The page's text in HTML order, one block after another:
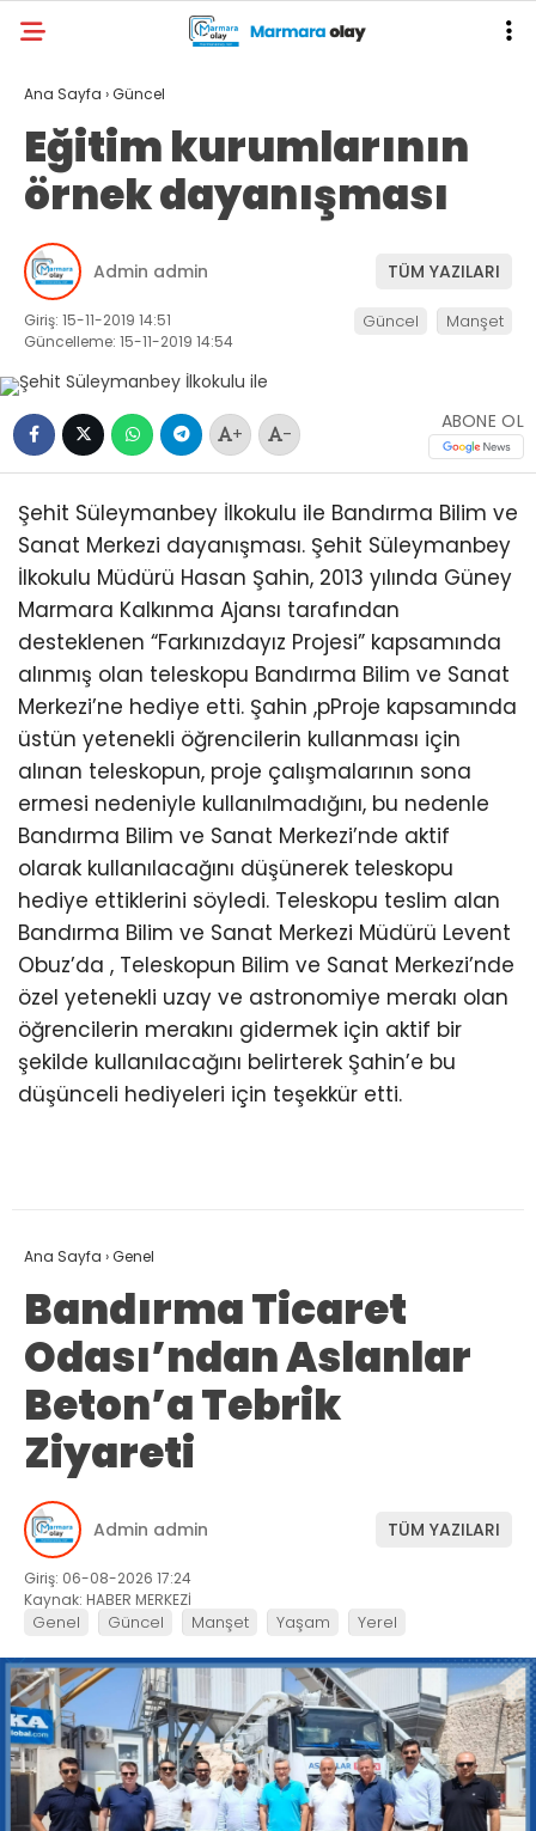
Ana Sayfa ›Güncel
Eğitim kurumlarının
örnek dayanışması
Admin admin TÜM YAZILARI
Giriş: 15-11-2019 14:51
Güncelleme: 15-11-2019 14:54
Güncel Manşet
+ -
ABONE OL
Şehit Süleymanbey İlkokulu ile Bandırma Bilim ve
Sanat Merkezi dayanışması. Şehit Süleymanbey
İlkokulu Müdürü Hasan Şahin, 2013 yılında Güney
Marmara Kalkınma Ajansı tarafından
desteklenen “Farkınızdayız Projesi” kapsamında
alınmış olan teleskopu Bandırma Bilim ve Sanat
Merkezi’ne hediye etti. Şahin ,pProje kapsamında
üstün yetenekli öğrencilerin kullanması için
alınan teleskopun, proje çalışmalarının sona
ermesi nedeniyle kullanılmadığını, bu nedenle
Bandırma Bilim ve Sanat Merkezi’nde aktif
olarak kullanılacağını düşünerek teleskopu
hediye ettiklerini söyledi. Teleskopu teslim alan
Bandırma Bilim ve Sanat Merkezi Müdürü Levent
Obuz’da , Teleskopun Bilim ve Sanat Merkezi’nde
özel yetenekli uzay ve astronomiye merakı olan
öğrencilerin merakını gidermek için aktif bir
şekilde kullanılacağını belirterek Şahin’e bu
düşünceli hediyeleri için teşekkür etti.
Ana Sayfa ›Genel
Bandırma Ticaret
Odası’ndan Aslanlar
Beton’a Tebrik
Ziyareti
Admin admin TÜM YAZILARI
Giriş: 06-08-2026 17:24
Kaynak: HABER MERKEZİ
Genel Güncel Manşet Yaşam Yerel